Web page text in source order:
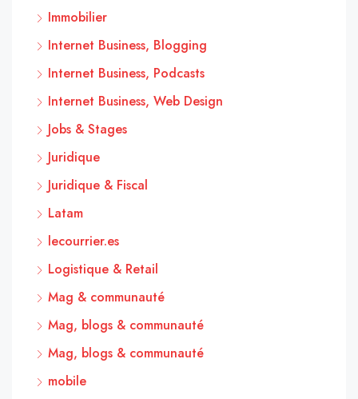
Immobilier
Internet Business, Blogging
Internet Business, Podcasts
Internet Business, Web Design
Jobs & Stages
Juridique
Juridique & Fiscal
Latam
lecourrier.es
Logistique & Retail
Mag & communauté
Mag, blogs & communauté
Mag, blogs & communauté
mobile